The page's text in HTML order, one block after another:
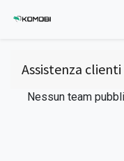
Assistenza clienti
Nessun team